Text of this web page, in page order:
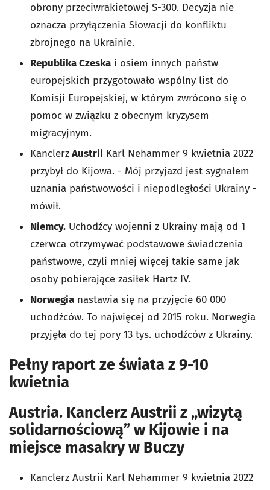
obrony przeciwrakietowej S-300. Decyzja nie
oznacza przyłączenia Słowacji do konfliktu
zbrojnego na Ukrainie.
Republika Czeska i osiem innych państw
europejskich przygotowało wspólny list do
Komisji Europejskiej, w którym zwrócono się o
pomoc w związku z obecnym kryzysem
migracyjnym.
KanclerzAustrii Karl Nehammer 9 kwietnia 2022
przybył do Kijowa. - Mój przyjazd jest sygnałem
uznania państwowości i niepodległości Ukrainy -
mówił.
Niemcy. Uchodźcy wojenni z Ukrainy mają od 1
czerwca otrzymywać podstawowe świadczenia
państwowe, czyli mniej więcej takie same jak
osoby pobierające zasiłek Hartz IV.
Norwegia nastawia się na przyjęcie 60 000
uchodźców. To najwięcej od 2015 roku. Norwegia
przyjęła do tej pory 13 tys. uchodźców z Ukrainy.
Pełny raport ze świata z 9-10
kwietnia
Austria. Kanclerz Austrii z „wizytą
solidarnościową” w Kijowie i na
miejsce masakry w Buczy
Kanclerz Austrii Karl Nehammer 9 kwietnia 2022